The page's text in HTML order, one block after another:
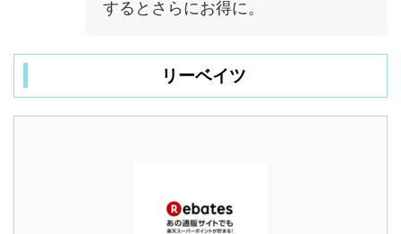
するとさらにお得に。
リーベイツ